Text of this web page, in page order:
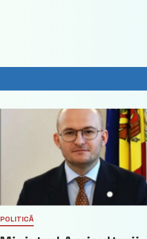
POLITICĂ